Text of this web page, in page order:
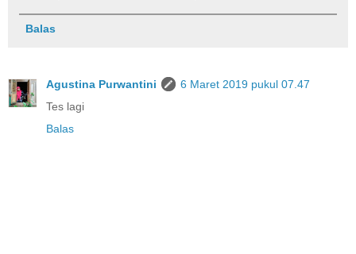
Balas
Agustina Purwantini
6 Maret 2019 pukul 07.47
Tes lagi
Balas